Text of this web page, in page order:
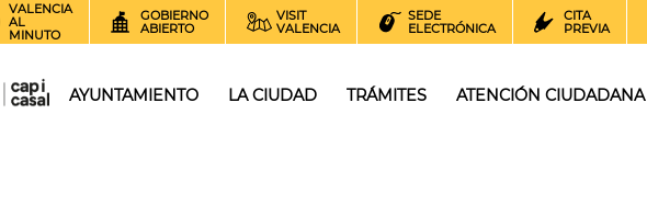
VALENCIA
AL
MINUTO
GOBIERNO
ABIERTO
VISIT
VALENCIA
SEDE
ELECTRÓNICA
CITA
PREVIA
AYUNTAMIENTO LA CIUDAD TRÁMITES ATENCIÓN CIUDADANA